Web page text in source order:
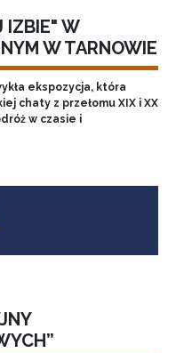
IZBIE" W
W TARNOWIE
ekspozycja, która
chaty z przełomu XIX i XX
w czasie i